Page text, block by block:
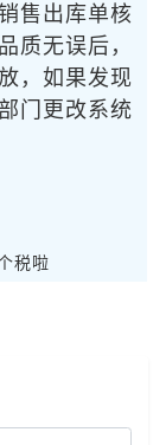
售出库单核
质无误后，
，如果发现
门更改系统
税啦